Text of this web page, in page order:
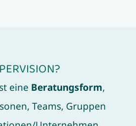
eine Beratungsform,
Teams, Gruppen